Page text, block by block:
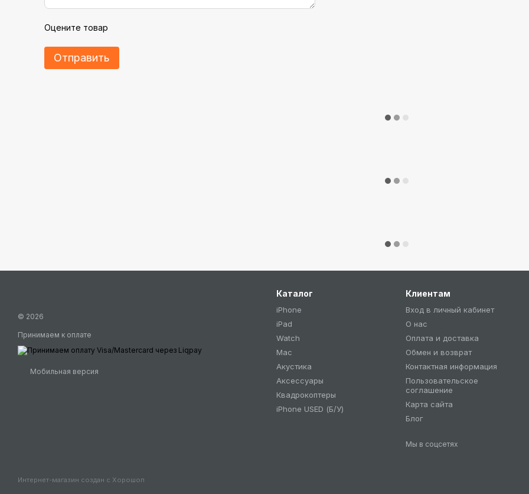
Оцените товар
Отправить
© 2026
Принимаем к оплате
Мобильная версия
Интернет-магазин создан с Хорошоп
Каталог
iPhone
iPad
Watch
Mac
Акустика
Аксессуары
Квадрокоптеры
iPhone USED (Б/У)
Клиентам
Вход в личный кабинет
О нас
Оплата и доставка
Обмен и возврат
Контактная информация
Пользовательское
соглашение
Карта сайта
Блог
Мы в соцсетях